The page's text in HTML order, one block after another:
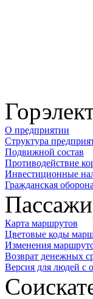
О предприятии
Структура
Подвижной состав
Противодействие
Инвестиционные
Гражданская оборона
Карта маршрутов
Цветовые коды
Изменения
Возврат денежных
Версия для людей с